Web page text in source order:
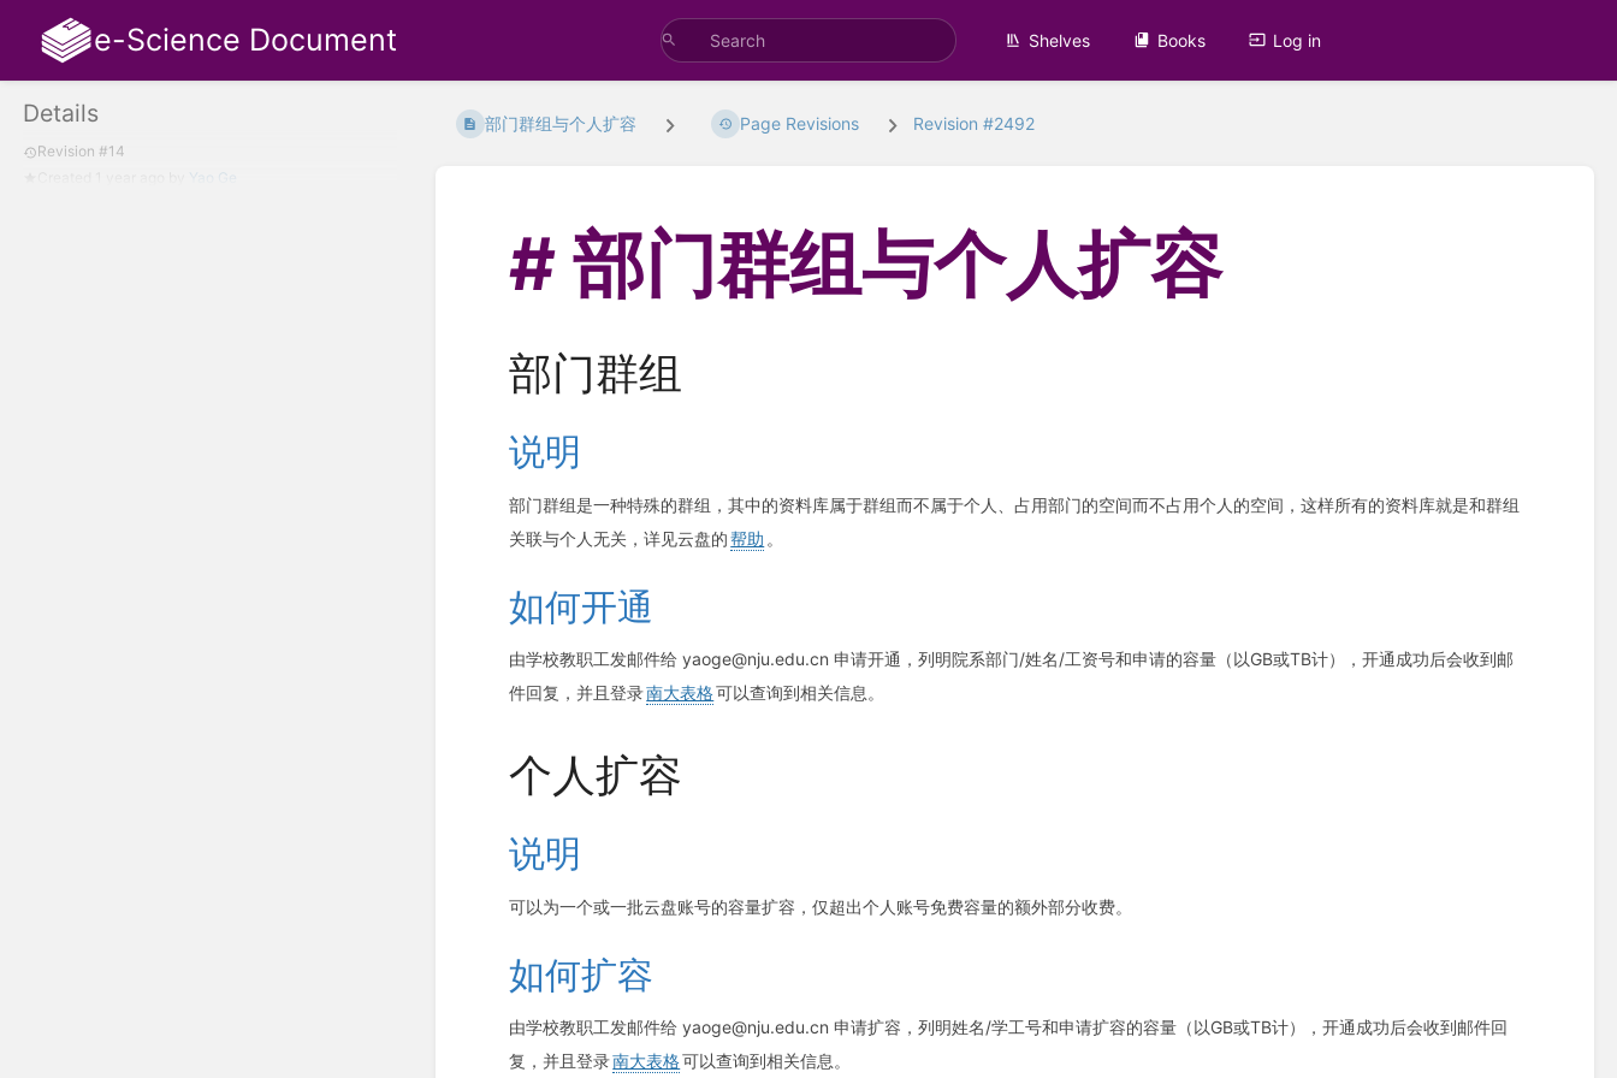
e-Science Document Shelves Books Log in
Details
Revision #14
Yao Ge
部门群组与个人扩容 Page Revisions Revision #2492
部门群组与个人扩容
部门群组
说明
部门群组是一种特殊的群组，其中的资料库属于群组而不属于个人、占用部门的空间而不占用个人的空间，这样所有的资料库就是和群组
关联与个人无关，详见云盘的帮助 。
如何开通
由学校教职工发邮件给 yaoge@nju.edu.cn 申请开通，列明院系部门/姓名/工资号和申请的容量（以GB或TB计），开通成功后会收到邮
件回复，并且登录南大表格可以查询到相关信息。
个人扩容
说明
可以为一个或一批云盘账号的容量扩容，仅超出个人账号免费容量的额外部分收费。
如何扩容
由学校教职工发邮件给 yaoge@nju.edu.cn 申请扩容，列明姓名/学工号和申请扩容的容量（以GB或TB计），开通成功后会收到邮件回
复，并且登录南大表格可以查询到相关信息。